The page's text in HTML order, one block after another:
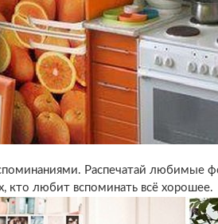
Распечатай любимые
кто любит вспоминать всё хорошее.